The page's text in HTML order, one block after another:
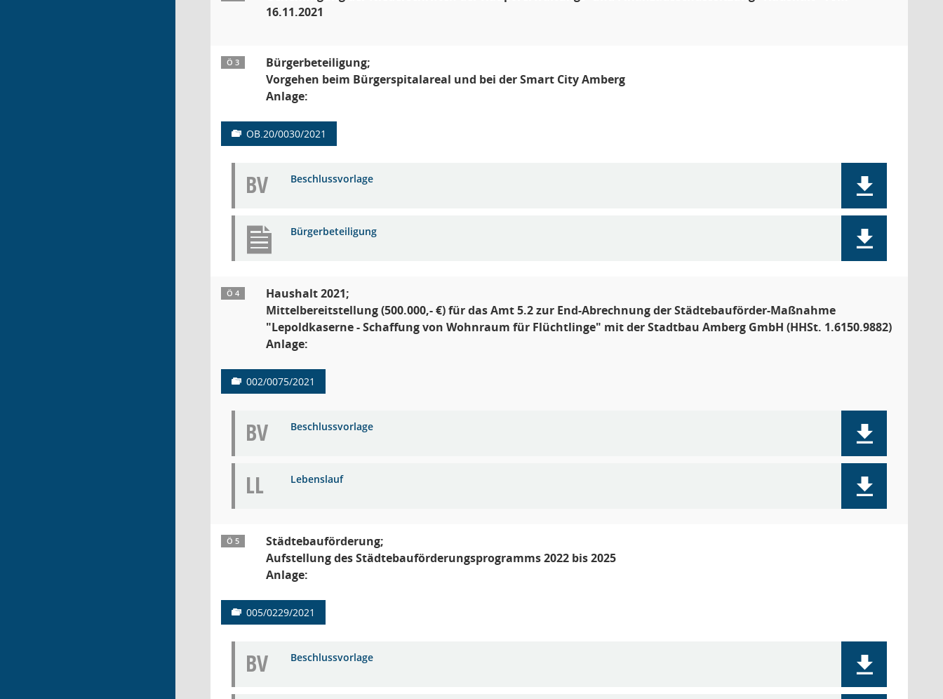
16.11.2021
Ö 3
Bürgerbeteiligung;
Vorgehen beim Bürgerspitalareal und bei der Smart City Amberg
Anlage:
OB.20/0030/2021
BV Beschlussvorlage
Bürgerbeteiligung
Ö 4
Haushalt 2021;
Mittelbereitstellung (500.000,- €) für das Amt 5.2 zur End-Abrechnung der Städtebauförder-Maßnahme
"Lepoldkaserne - Schaffung von Wohnraum für Flüchtlinge" mit der Stadtbau Amberg GmbH (HHSt. 1.6150.9882)
Anlage:
002/0075/2021
BV Beschlussvorlage
LL Lebenslauf
Ö 5
Städtebauförderung;
Aufstellung des Städtebauförderungsprogramms 2022 bis 2025
Anlage:
005/0229/2021
BV Beschlussvorlage